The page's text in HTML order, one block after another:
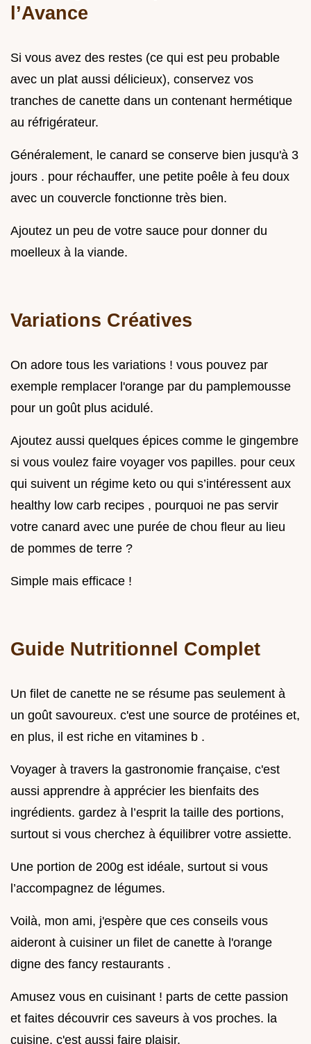
l’Avance
Si vous avez des restes (ce qui est peu probable
avec un plat aussi délicieux), conservez vos
tranches de canette dans un contenant hermétique
au réfrigérateur.
Généralement, le canard se conserve bien jusqu'à 3
jours . pour réchauffer, une petite poêle à feu doux
avec un couvercle fonctionne très bien.
Ajoutez un peu de votre sauce pour donner du
moelleux à la viande.
Variations Créatives
On adore tous les variations ! vous pouvez par
exemple remplacer l'orange par du pamplemousse
pour un goût plus acidulé.
Ajoutez aussi quelques épices comme le gingembre
si vous voulez faire voyager vos papilles. pour ceux
qui suivent un régime keto ou qui s’intéressent aux
healthy low carb recipes , pourquoi ne pas servir
votre canard avec une purée de chou fleur au lieu
de pommes de terre ?
Simple mais efficace !
Guide Nutritionnel Complet
Un filet de canette ne se résume pas seulement à
un goût savoureux. c'est une source de protéines et,
en plus, il est riche en vitamines b .
Voyager à travers la gastronomie française, c'est
aussi apprendre à apprécier les bienfaits des
ingrédients. gardez à l’esprit la taille des portions,
surtout si vous cherchez à équilibrer votre assiette.
Une portion de 200g est idéale, surtout si vous
l’accompagnez de légumes.
Voilà, mon ami, j'espère que ces conseils vous
aideront à cuisiner un filet de canette à l'orange
digne des fancy restaurants .
Amusez vous en cuisinant ! parts de cette passion
et faites découvrir ces saveurs à vos proches. la
cuisine, c'est aussi faire plaisir.